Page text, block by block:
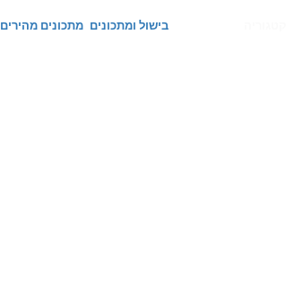
בישול ומתכונים מתכונים מהירים